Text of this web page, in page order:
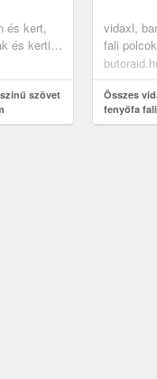
és kert,
és kerti
és
szövet
vidaxl,
fali
Összes
fenyőfa